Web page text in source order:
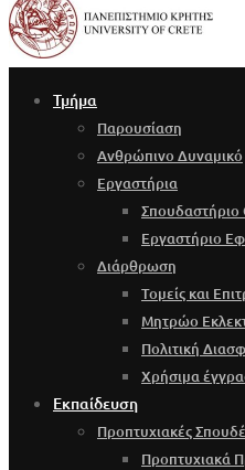
Τμήμα
Παρουσίαση
Ανθρώπινο Δυναμικό
Εργαστήρια
Εργαστήριο
Διάρθρωση
Τομείς και
Μητρώο
Πολιτική
Χρήσιμα
Εκπαίδευση
Προπτυχιακές
Προπτυχιακά